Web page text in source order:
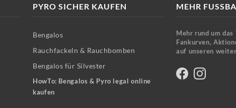
PYRO SICHER KAUFEN
Bengalos
Rauchfackeln & Rauchbomben
Bengalos für Silvester
HowTo: Bengalos & Pyro legal online
kaufen
MEHR
Mehr rund um das
Fankurven,
auf unseren